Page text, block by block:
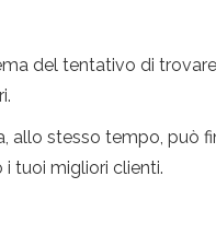
del tentativo di
allo stesso tempo, può
tuoi migliori clienti.